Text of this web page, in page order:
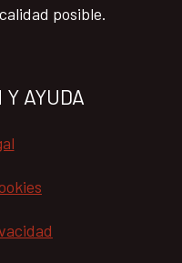
posible.
AYUDA